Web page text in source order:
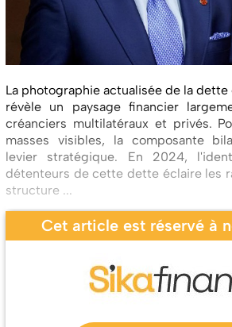
La photographie actualisée de la
révèle un paysage financier
créanciers multilatéraux et privés.
masses visibles, la composante
levier stratégique. En 2024,
détenteurs de cette dette éclaire les
structure ...
Cet article est réservé à